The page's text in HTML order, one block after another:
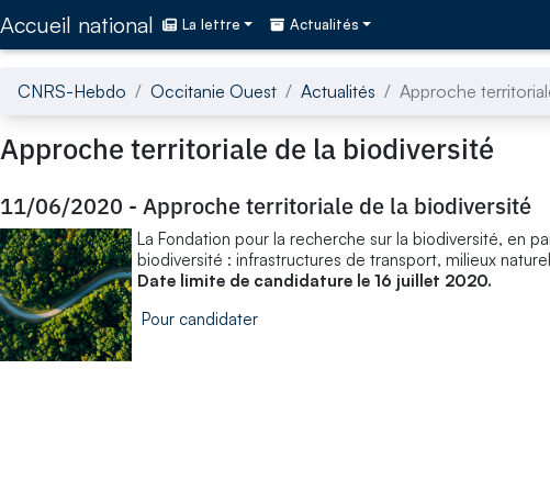
Accueil national La lettre Actualités
CNRS-Hebdo Occitanie Ouest Actualités Approche
Approche territoriale de la biodiversité
11/06/2020 - Approche territoriale de la biodiversité
La Fondation pour la recherche sur la biodiversité, en
biodiversité : infrastructures de transport, milieux
Date limite de candidature le 16 juillet 2020.
Pour candidater